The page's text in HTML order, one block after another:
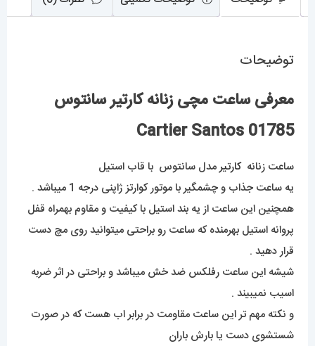
توضیحات
معرفی ساعت مچی زنانه کارتیر سانتوس
01785 Cartier Santos
ساعت زنانهکارتیرمدل سانتوس با قاب استیل
یه ساعت جذاب و چشمگیر با موتور کوارتز ژاپنی درجه 1 میباشد .
همچنین این ساعت از یه بند استیل با کیفیت و مقاوم بهمراه قفل
پروانه استیل بهرمنده که ساعت رو براحتی میتوانید روی مچ دست
قرار دهید .
شیشه این ساعت رفلکس ضد خش میباشد و براحتی در اثر ضربه
اسیب نمیبیند .
و نکته مهم تر این ساعت مقاومت در برابر اب هست که در صورت
شستشوی دست یا بارش باران